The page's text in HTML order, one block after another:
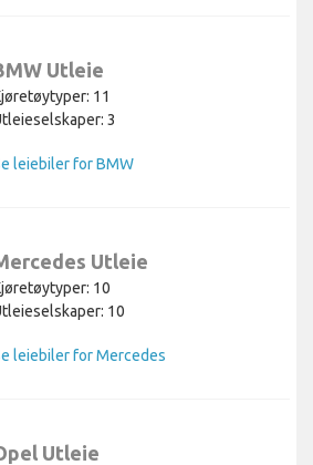
Utleie
11
3
leiebiler for BMW
Utleie
10
10
leiebiler for Mercedes
Utleie